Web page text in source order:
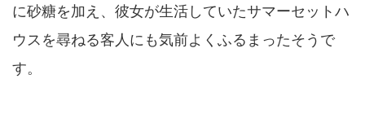
に砂糖を加え、彼女が生活していたサマーセットハ
ウスを尋ねる客人にも気前よくふるまったそうで
す。